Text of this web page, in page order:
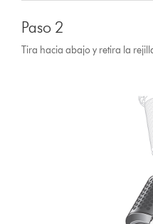
Paso 2
Tira hacia abajo y retira la